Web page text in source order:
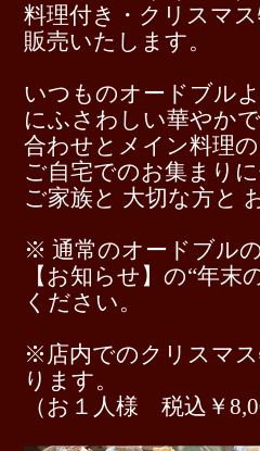
料理付き・クリスマ
販売いたします。
いつものオードブル
にふさわしい華やか
合わせとメイン料理
ご自宅でのお集まり
ご家族と 大切な方と
※ 通常のオードブル
【お知らせ】の“年末
ください。
※店内でのクリスマ
ります。
（お１人様 税込￥